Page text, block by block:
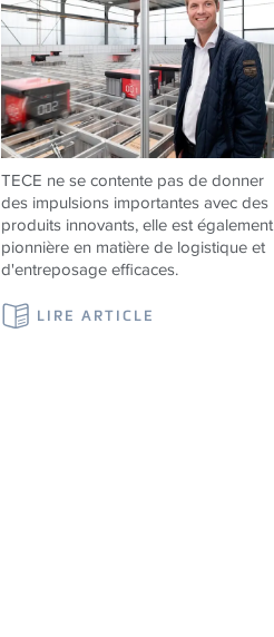
TECE ne se contente pas de donner
des impulsions importantes avec des
produits innovants, elle est également
pionnière en matière de logistique et
d'entreposage efficaces.
LIRE ARTICLE